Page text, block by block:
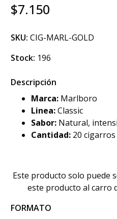
$7.150
SKU: CIG-MARL-GOLD
Stock: 196
Descripción
Marca: Marlboro
Linea:Classic
Sabor: Natural,
Cantidad: 20 cigarros
Este producto solo puede
este producto al carro
FORMATO